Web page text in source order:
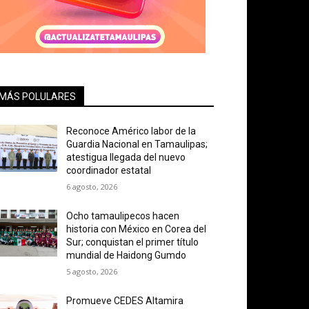
POLULARES
Reconoce Américo labor de la
Guardia Nacional en Tamaulipas;
atestigua llegada del nuevo
coordinador estatal
6 agosto, 2026
Ocho tamaulipecos hacen
historia con México en Corea del
Sur; conquistan el primer título
mundial de Haidong Gumdo
5 agosto, 2026
Promueve CEDES Altamira